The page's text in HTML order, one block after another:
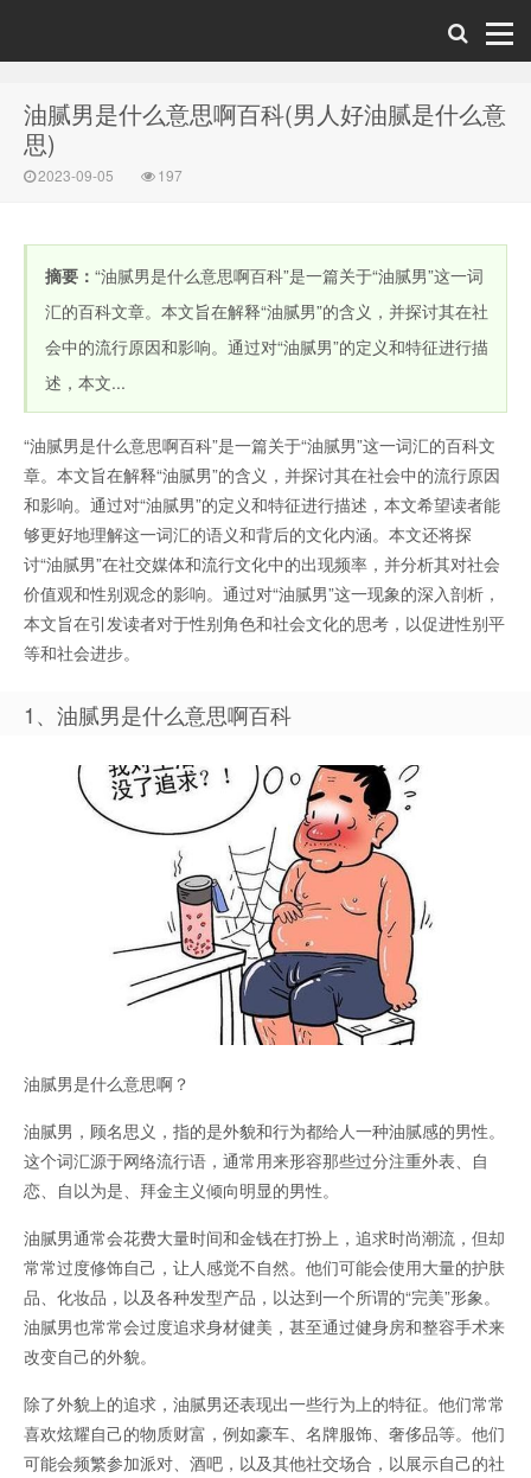
油腻男是什么意思啊百科(男人好油腻是什么意
思)
2023-09-05 197
摘要： “油腻男是什么意思啊百科”是一篇关于“油腻男”这一词
汇的百科文章。本文旨在解释“油腻男”的含义，并探讨其在社
会中的流行原因和影响。通过对“油腻男”的定义和特征进行描
述，本文...
“油腻男是什么意思啊百科”是一篇关于“油腻男”这一词汇的百科文
章。本文旨在解释“油腻男”的含义，并探讨其在社会中的流行原因
和影响。通过对“油腻男”的定义和特征进行描述，本文希望读者能
够更好地理解这一词汇的语义和背后的文化内涵。本文还将探
讨“油腻男”在社交媒体和流行文化中的出现频率，并分析其对社会
价值观和性别观念的影响。通过对“油腻男”这一现象的深入剖析，
本文旨在引发读者对于性别角色和社会文化的思考，以促进性别平
等和社会进步。
1、油腻男是什么意思啊百科
油腻男是什么意思啊？
油腻男，顾名思义，指的是外貌和行为都给人一种油腻感的男性。
这个词汇源于网络流行语，通常用来形容那些过分注重外表、自
恋、自以为是、拜金主义倾向明显的男性。
油腻男通常会花费大量时间和金钱在打扮上，追求时尚潮流，但却
常常过度修饰自己，让人感觉不自然。他们可能会使用大量的护肤
品、化妆品，以及各种发型产品，以达到一个所谓的“完美”形象。
油腻男也常常会过度追求身材健美，甚至通过健身房和整容手术来
改变自己的外貌。
除了外貌上的追求，油腻男还表现出一些行为上的特征。他们常常
喜欢炫耀自己的物质财富，例如豪车、名牌服饰、奢侈品等。他们
可能会频繁参加派对、酒吧，以及其他社交场合，以展示自己的社